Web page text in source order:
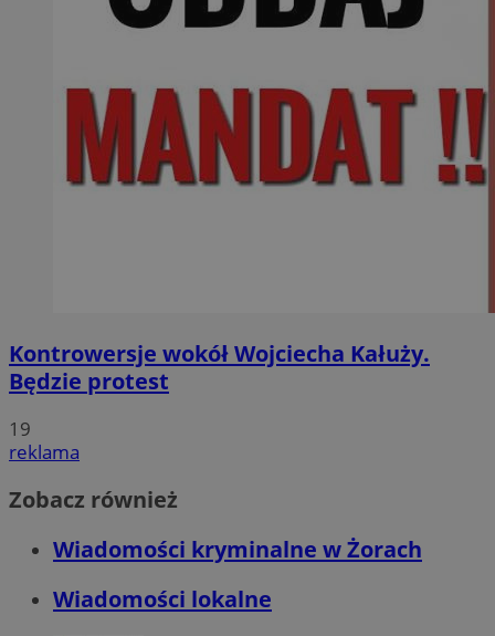
Kontrowersje wokół Wojciecha Kałuży.
Będzie protest
19
reklama
Zobacz również
Wiadomości kryminalne w Żorach
Wiadomości lokalne